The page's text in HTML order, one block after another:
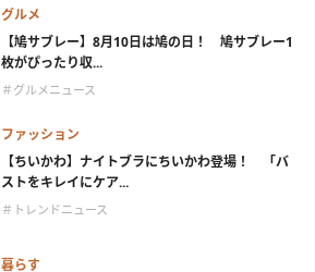
グルメ
【鳩サブレー】8月10日は鳩の日！ 鳩サブレー1
枚がぴったり収...
＃グルメニュース
ファッション
【ちいかわ】ナイトブラにちいかわ登場！ 「バ
ストをキレイにケア...
＃トレンドニュース
暮らす